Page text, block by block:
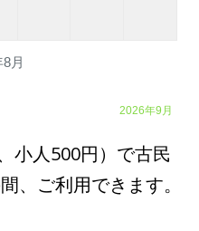
月
2026年9月
小人500円）で古民
、ご利用できます。